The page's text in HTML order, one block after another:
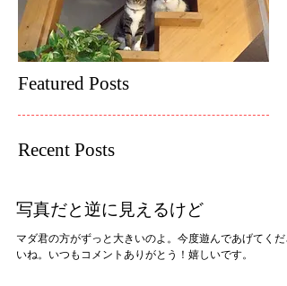
Featured Posts
Recent Posts
写真だと逆に見えるけど
マダ君の方がずっと大きいのよ。今度遊んであげてくだ
いね。いつもコメントありがとう！嬉しいです。